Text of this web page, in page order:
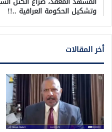
وتشكيل الحكومة العراقية ..!!
أخر المقالات